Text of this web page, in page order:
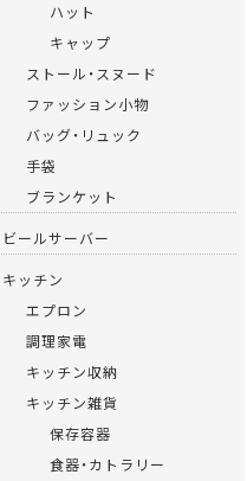
ハット
キャップ
ストール・スヌード
ファッション小物
バッグ・リュック
手袋
ブランケット
ビールサーバー
キッチン
エプロン
調理家電
キッチン収納
キッチン雑貨
保存容器
食器・カトラリー